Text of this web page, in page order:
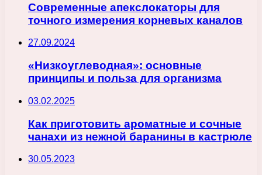
Современные апекслокаторы для
точного измерения корневых каналов
27.09.2024
«Низкоуглеводная»: основные
принципы и польза для организма
03.02.2025
Как приготовить ароматные и сочные
чанахи из нежной баранины в кастрюле
30.05.2023